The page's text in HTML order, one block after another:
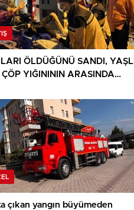
ÖLDÜĞÜNÜ SANDI, YAŞLI
ÇÖP YIĞINININ ARASINDA
çıkan yangın büyümeden